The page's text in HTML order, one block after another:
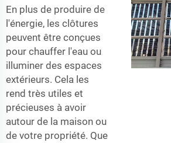
En plus de produire de
l'énergie, les clôtures
peuvent être conçues
pour chauffer l'eau ou
illuminer des espaces
extérieurs. Cela les
rend très utiles et
précieuses à avoir
autour de la maison ou
de votre propriété. Que